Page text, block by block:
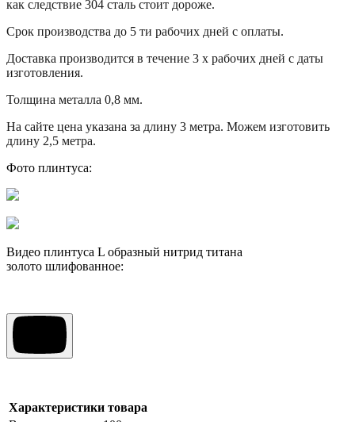
как следствие 304 сталь стоит дороже.
Срок производства до 5 ти рабочих дней с оплаты.
Доставка производится в течение 3 х рабочих дней с даты
изготовления.
Толщина металла 0,8 мм.
На сайте цена указана за длину 3 метра. Можем изготовить
длину 2,5 метра.
Фото плинтуса:
Видео плинтуса L образный нитрид титана
золото шлифованное:
Характеристики товара